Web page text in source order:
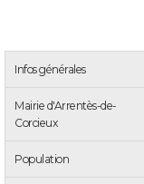
Infos générales
Mairie d'Arrentès-de-
Corcieux
Population